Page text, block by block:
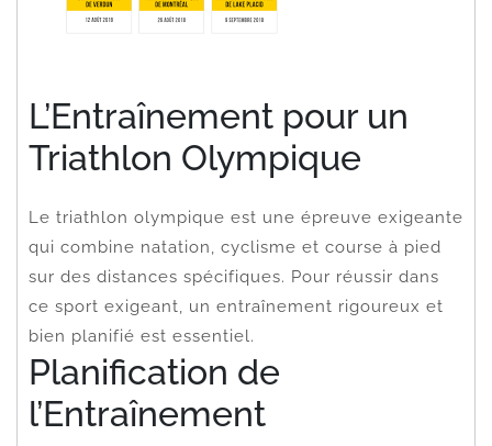
L’Entraînement pour un
Triathlon Olympique
Le triathlon olympique est une épreuve exigeante
qui combine natation, cyclisme et course à pied
sur des distances spécifiques. Pour réussir dans
ce sport exigeant, un entraînement rigoureux et
bien planifié est essentiel.
Planification de
l’Entraînement